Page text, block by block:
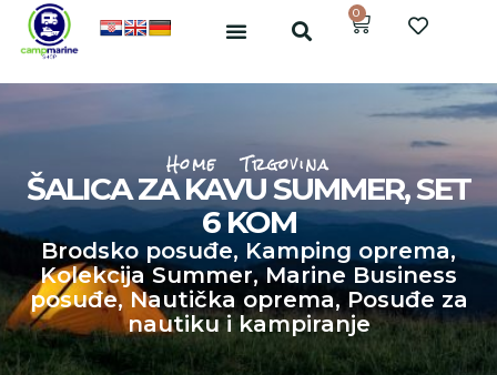
0
Home Trgovina
ŠALICA ZA KAVU SUMMER, SET
6 KOM
Brodsko posuđe, Kamping oprema,
Kolekcija Summer, Marine Business
posuđe, Nautička oprema, Posuđe za
nautiku i kampiranje